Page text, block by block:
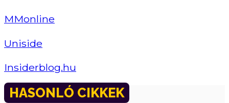
MMonline
Uniside
Insiderblog.hu
HASONLÓ CIKKEK